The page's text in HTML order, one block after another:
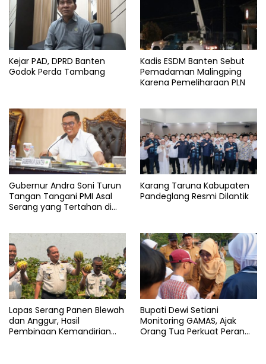
Stunting
Kejar PAD, DPRD Banten
Godok Perda Tambang
Kadis ESDM Banten Sebut
Pemadaman Malingping
Karena Pemeliharaan PLN
Gubernur Andra Soni Turun
Tangan Tangani PMI Asal
Serang yang Tertahan di
Karang Taruna Kabupaten
Pandeglang Resmi Dilantik
Lapas Serang Panen Blewah
dan Anggur, Hasil
Pembinaan Kemandirian
Bupati Dewi Setiani
Monitoring GAMAS, Ajak
Orang Tua Perkuat Peran